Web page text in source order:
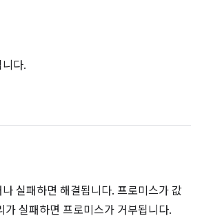
다.
실패하면 해결됩니다. 프로미스가 값
가 실패하면 프로미스가 거부됩니다.